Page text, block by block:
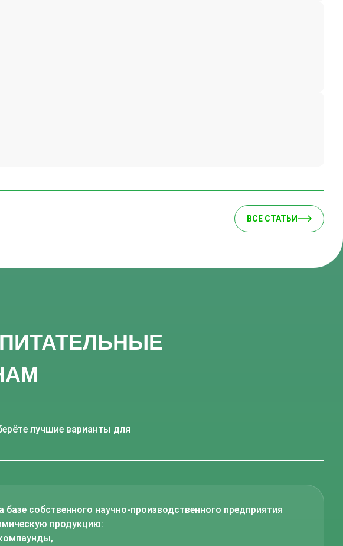
ВСЕ СТАТЬИ
лучшие варианты для
собственного научно-производственного предприятия
продукцию: